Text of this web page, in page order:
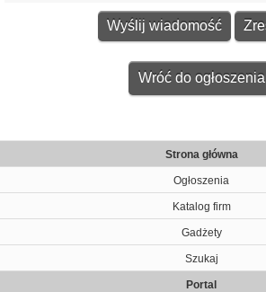
Wróć do ogłoszenia
Strona główna
Ogłoszenia
Katalog firm
Gadżety
Szukaj
Portal